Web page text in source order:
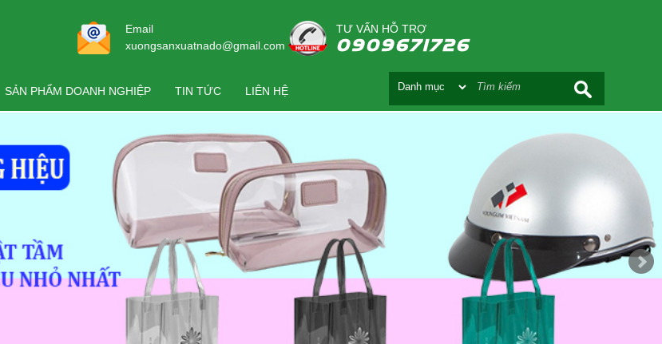
Email
xuongsanxuatnado@gmail.com
TƯ VẤN HỖ TRỢ
0909671726
SẢN PHẨM DOANH NGHIỆP TIN TỨC LIÊN HỆ